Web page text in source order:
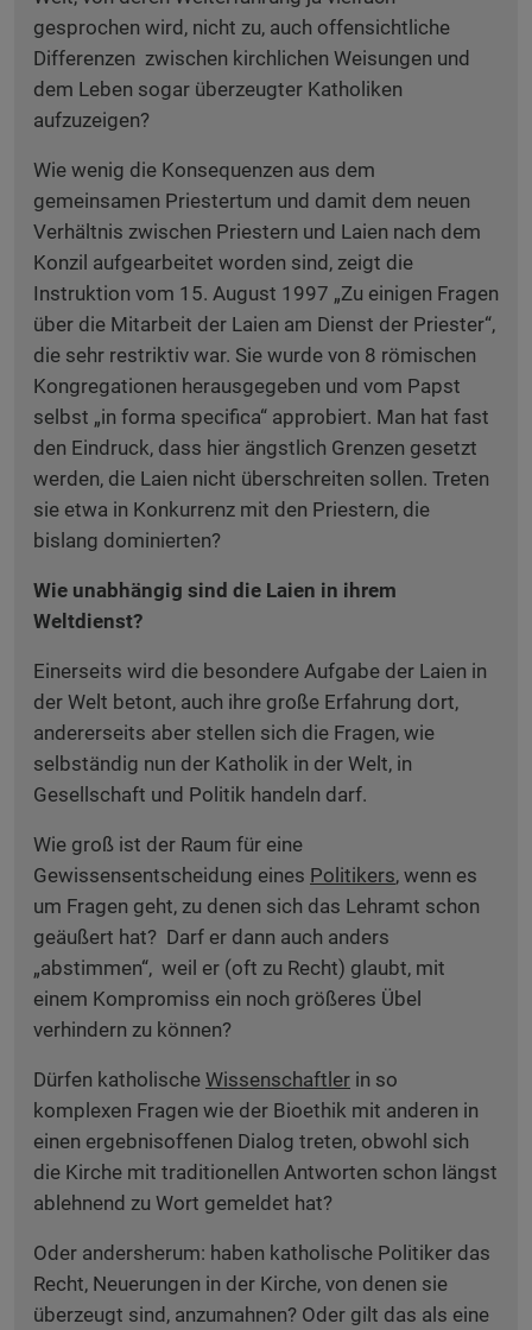
gesprochen wird, nicht zu, auch offensichtliche
Differenzen zwischen kirchlichen Weisungen und
dem Leben sogar überzeugter Katholiken
aufzuzeigen?
Wie wenig die Konsequenzen aus dem
gemeinsamen Priestertum und damit dem neuen
Verhältnis zwischen Priestern und Laien nach dem
Konzil aufgearbeitet worden sind, zeigt die
Instruktion vom 15. August 1997 „Zu einigen Fragen
über die Mitarbeit der Laien am Dienst der Priester“,
die sehr restriktiv war. Sie wurde von 8 römischen
Kongregationen herausgegeben und vom Papst
selbst „in forma specifica“ approbiert. Man hat fast
den Eindruck, dass hier ängstlich Grenzen gesetzt
werden, die Laien nicht überschreiten sollen. Treten
sie etwa in Konkurrenz mit den Priestern, die
bislang dominierten?
Wie unabhängig sind die Laien in ihrem
Weltdienst?
Einerseits wird die besondere Aufgabe der Laien in
der Welt betont, auch ihre große Erfahrung dort,
andererseits aber stellen sich die Fragen, wie
selbständig nun der Katholik in der Welt, in
Gesellschaft und Politik handeln darf.
Wie groß ist der Raum für eine
Gewissensentscheidung eines Politikers, wenn es
um Fragen geht, zu denen sich das Lehramt schon
geäußert hat? Darf er dann auch anders
„abstimmen“, weil er (oft zu Recht) glaubt, mit
einem Kompromiss ein noch größeres Übel
verhindern zu können?
Dürfen katholische Wissenschaftler in so
komplexen Fragen wie der Bioethik mit anderen in
einen ergebnisoffenen Dialog treten, obwohl sich
die Kirche mit traditionellen Antworten schon längst
ablehnend zu Wort gemeldet hat?
Oder andersherum: haben katholische Politiker das
Recht, Neuerungen in der Kirche, von denen sie
überzeugt sind, anzumahnen? Oder gilt das als eine